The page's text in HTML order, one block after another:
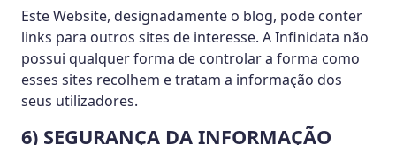
Este Website, designadamente o blog, pode conter
links para outros sites de interesse. A Infinidata não
possui qualquer forma de controlar a forma como
esses sites recolhem e tratam a informação dos
seus utilizadores.
6) SEGURANÇA DA INFORMAÇÃO